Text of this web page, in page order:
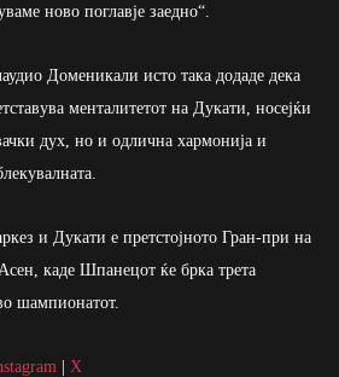
ново поглавје заедно“.
Доменикали исто така додаде дека
менталитетот на Дукати, носејќи
дух, но и одлична хармонија и
и Дукати е претстојното Гран-при на
каде Шпанецот ќе брка трета
шампионатот.
X